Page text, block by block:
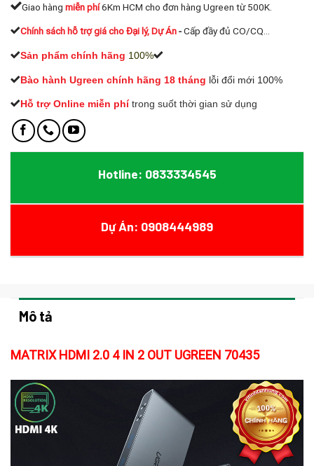
Giao hàng miễn phí6Km HCM cho đơn hàng Ugreen từ 500K.
Chính sách hỗ trợ giá cho Đại lý, Dự Án-Cấp đầy đủ CO/CQ...
Sản phẩm chính hãng 100%
Bào hành Ugreen chính hãng 18 tháng lỗi đổi mới 100%
Hỗ trợ Online miễn phí trong suốt thời gian sử dụng
Hotline: 0833334545
Dự Án: 0908444989
Mô tả
MATRIX HDMI 2.0 4 IN 2 OUT UGREEN 70435